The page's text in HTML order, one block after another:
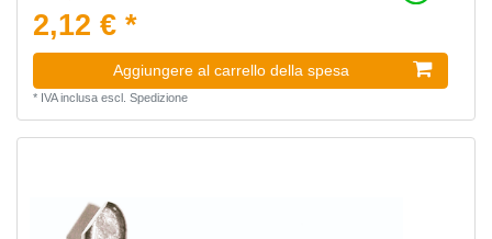
2,12 € *
Aggiungere al carrello della spesa
* IVA inclusaescl. Spedizione